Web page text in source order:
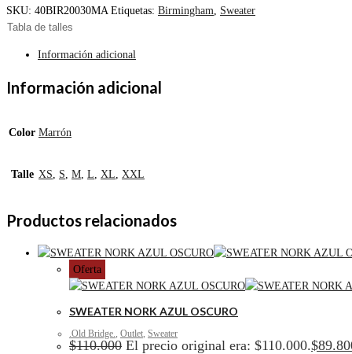
SKU: 40BIR20030MA Etiquetas: Birmingham, Sweater
Tabla de talles
Información adicional
Información adicional
Color Marrón
Talle XS, S, M, L, XL, XXL
Productos relacionados
Oferta
SWEATER NORK AZUL OSCURO
.Old Bridge. Outlet Sweater
$110.000 El precio original era: $110.000.$